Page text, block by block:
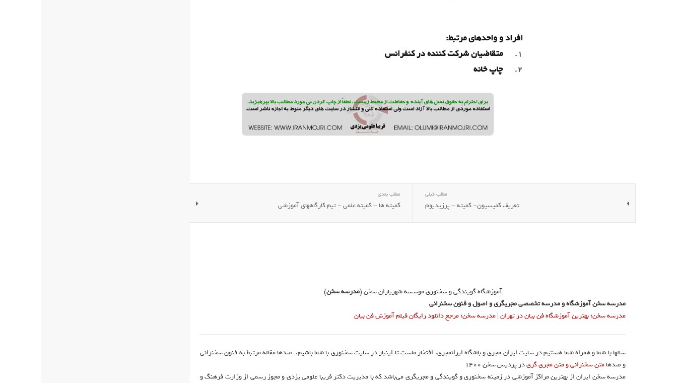
افراد و واحدهای مرتبط:
1.
متقاضیان شرکت کننده در کنفرانس
2.
چاپ خانه
مطلب قبلی
تعریف کمیسیون‌- کمیته - پرزیدیوم
مطلب بعدی
كميته ها - كميته علمي - تیم کارگاههای آموزشی
آموزشگاه گویندگی و سخنوری موسسه شهریاران سخن (مدرسه سخن)
مدرسه سخن آموزشگاه و مدرسه تخصصی مجریگری و اصول و فنون سخنرانی
مدرسه سخن؛ بهترین آموزشگاه فن بیان در تهران|مدرسه سخن؛ مرجع دانلود رایگان فیلم آموزش فن بیان
سالها با شما و همراه شما هستیم در سایت ایران مجری و باشگاه ایرانمجری. افتخار ماست تا اینبار در سایت سخنوری با شما باشیم. صدها مقاله مرتبط به فنون سخنرانی
و صدهامتن سخنرانی و متن مجری گریدر پردیس سخن 1400
مدرسه سخن ایران از بهترین مراکز آموزشی در زمینه سخنوری و گویندگی و مجریگری می‌باشد که با مدیریت دکتر فریبا علومی یزدی و مجوز رسمی از وزارت فرهنگ و